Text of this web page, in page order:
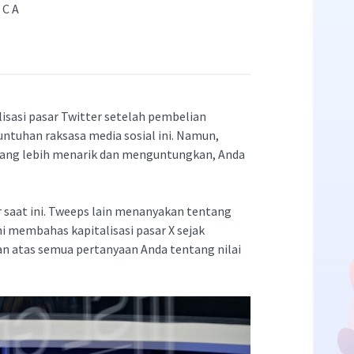
pasar Twitter setelah pembelian
raksasa media sosial ini. Namun,
lebih menarik dan menguntungkan, Anda
ini. Tweeps lain menanyakan tentang
kapitalisasi pasar X sejak
atas semua pertanyaan Anda tentang nilai